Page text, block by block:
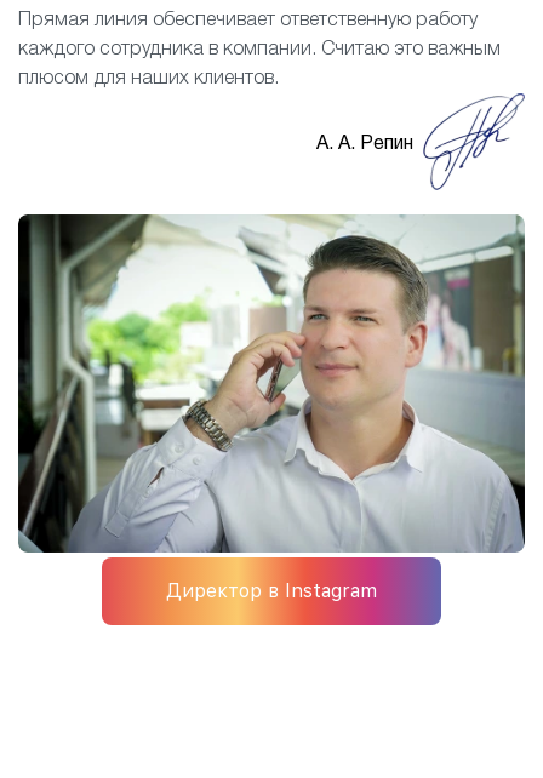
Прямая линия обеспечивает ответственную работу
каждого сотрудника в компании. Считаю это важным
плюсом для наших клиентов.
А. А. Репин
Директор в Instagram